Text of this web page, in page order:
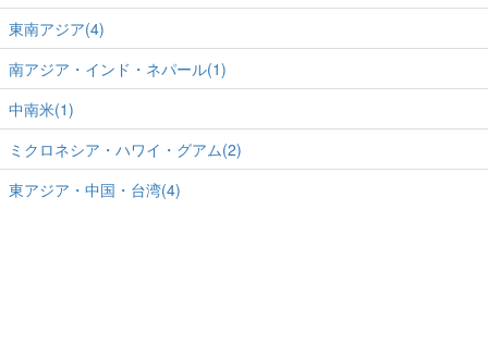
東南アジア(4)
南アジア・インド・ネパール(1)
中南米(1)
ミクロネシア・ハワイ・グアム(2)
東アジア・中国・台湾(4)